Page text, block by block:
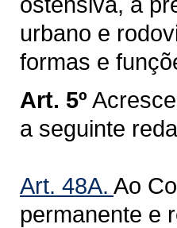
urbano e
formas e
Art. 5º
a seguinte
Art. 48A. Ao
permanente e